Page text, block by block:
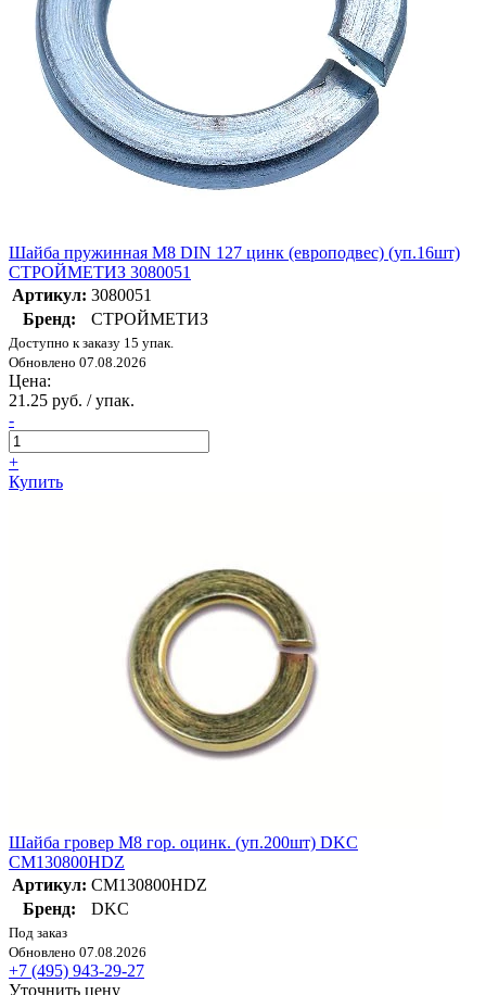
Шайба пружинная М8 DIN 127 цинк (европодвес) (уп.16шт)
СТРОЙМЕТИЗ 3080051
Артикул: 3080051
Бренд:
СТРОЙМЕТИЗ
Доступно к заказу 15 упак.
Обновлено 07.08.2026
Цена:
21.25 руб. / упак.
-
+
Купить
Шайба гровер М8 гор. оцинк. (уп.200шт) DKC
CM130800HDZ
Артикул: CM130800HDZ
Бренд:
DKC
Под заказ
Обновлено 07.08.2026
+7 (495) 943-29-27
Уточнить цену